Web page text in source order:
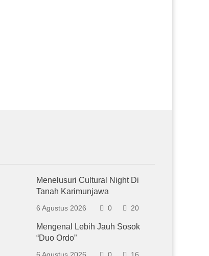
Menelusuri Cultural Night Di
Tanah Karimunjawa
6 Agustus 2026 0 20
Mengenal Lebih Jauh Sosok
“Duo Ordo”